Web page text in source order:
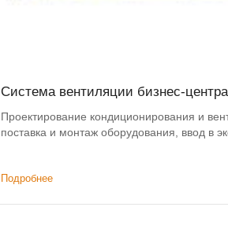
Система вентиляции бизнес-
Проектирование кондиционирования и
поставка и монтаж оборудования, ввод в
Подробнее